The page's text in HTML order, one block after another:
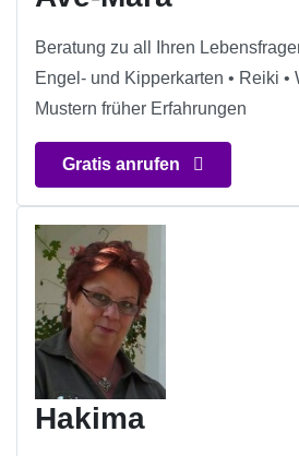
Beratung zu all Ihren
Engel- und Kipperkarten • Reiki •
Mustern früher Erfahrungen
Gratis anrufen
Hakima